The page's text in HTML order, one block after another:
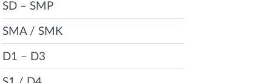
SD – SMP
SMA / SMK
D1 – D3